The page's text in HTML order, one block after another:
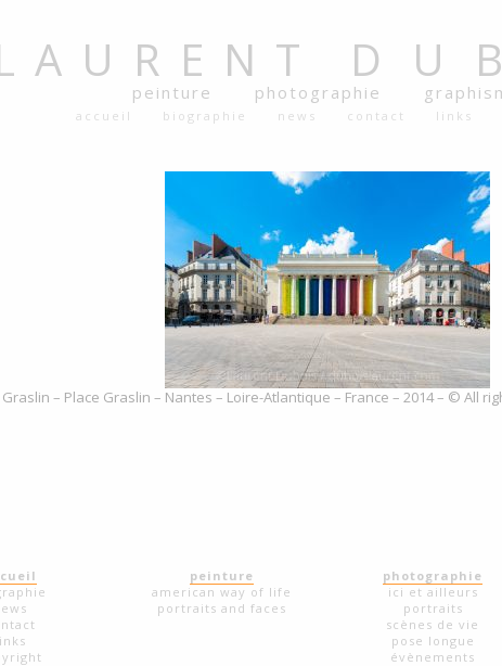
peinture photographie
accueil biographie news contact links
– Place Graslin – Nantes – Loire-Atlantique – France – 2014 – © All
peinture
american way of life
portraits and faces
photographie
ici et ailleurs
portraits
scènes de vie
pose longue
évènements